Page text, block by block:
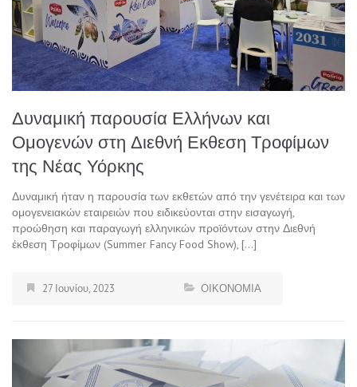
Δυναμική παρουσία Ελλήνων και
Ομογενών στη Διεθνή Εκθεση Τροφίμων
της Νέας Υόρκης
Δυναμική ήταν η παρουσία των εκθετών από την γενέτειρα και των
ομογενειακών εταιρειών που ειδικεύονται στην εισαγωγή,
προώθηση και παραγωγή ελληνικών προϊόντων στην Διεθνή
έκθεση Τροφίμων (Summer Fancy Food Show), […]
27 Ιουνίου, 2023 ΟΙΚΟΝΟΜΙΑ